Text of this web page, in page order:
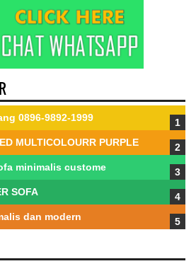
0896-9892-1999
MULTICOLOURR PURPLE
minimalis custome
SOFA
dan modern